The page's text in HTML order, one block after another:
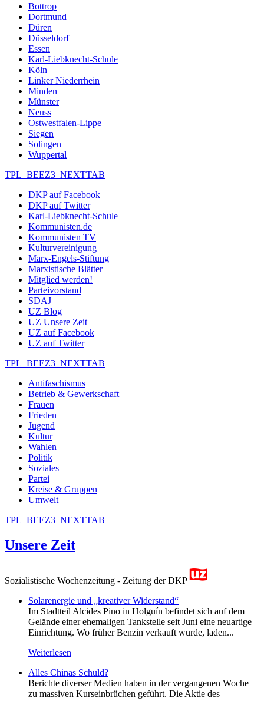
Bottrop
Dortmund
Düren
Düsseldorf
Essen
Karl-Liebknecht-Schule
Köln
Linker Niederrhein
Minden
Münster
Neuss
Ostwestfalen-Lippe
Siegen
Solingen
Wuppertal
TPL_BEEZ3_NEXTTAB
DKP auf Facebook
DKP auf Twitter
Karl-Liebknecht-Schule
Kommunisten.de
Kommunisten TV
Kulturvereinigung
Marx-Engels-Stiftung
Marxistische Blätter
Mitglied werden!
Parteivorstand
SDAJ
UZ Blog
UZ Unsere Zeit
UZ auf Facebook
UZ auf Twitter
TPL_BEEZ3_NEXTTAB
Antifaschismus
Betrieb & Gewerkschaft
Frauen
Frieden
Jugend
Kultur
Wahlen
Politik
Soziales
Partei
Kreise & Gruppen
Umwelt
TPL_BEEZ3_NEXTTAB
Unsere Zeit
Sozialistische Wochenzeitung - Zeitung der DKP
Solarenergie und „kreativer Widerstand“
Im Stadtteil Alcides Pino in Holguín befindet sich auf dem
Gelände einer ehemaligen Tankstelle seit Juni eine neuartige
Einrichtung. Wo früher Benzin verkauft wurde, laden...
Weiterlesen
Alles Chinas Schuld?
Berichte diverser Medien haben in der vergangenen Woche
zu massiven Kurseinbrüchen geführt. Die Aktie des